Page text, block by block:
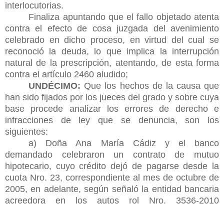
interlocutorias.
Finaliza apuntando que el fallo objetado atenta
contra el efecto de cosa juzgada del avenimiento
celebrado en dicho proceso, en virtud del cual se
reconoció la deuda, lo que implica la interrupción
natural de la prescripción, atentando, de esta forma
contra el artículo 2460 aludido;
UNDÉCIMO: Que los hechos de la causa que
han sido fijados por los jueces del grado y sobre cuya
base procede analizar los errores de derecho e
infracciones de ley que se denuncia, son los
siguientes:
a) Doña Ana María Cádiz y el banco
demandado celebraron un contrato de mutuo
hipotecario, cuyo crédito dejó de pagarse desde la
cuota Nro. 23, correspondiente al mes de octubre de
2005, en adelante, según señaló la entidad bancaria
acreedora en los autos rol Nro. 3536-2010